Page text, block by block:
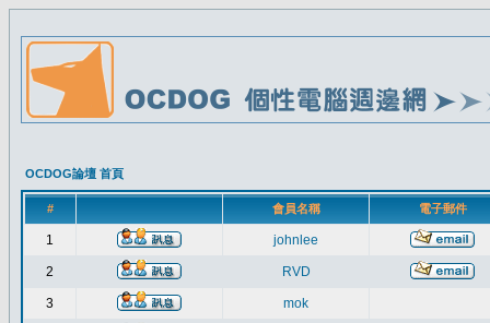
OCDOG論壇 首頁
# 會員名稱 電子郵件
1 johnlee
2 RVD
3 mok